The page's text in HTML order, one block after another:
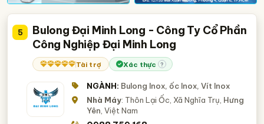
5
Bulong Đại Minh Long - Công Ty Cổ Phần
Công Nghiệp Đại Minh Long
Tài trợ Xác thực ?
NGÀNH: Bulong Inox, ốc Inox, Vít Inox
Nhà Máy: Thôn Lại Ốc, Xã Nghĩa Trụ, Hưng
Yên , Việt Nam